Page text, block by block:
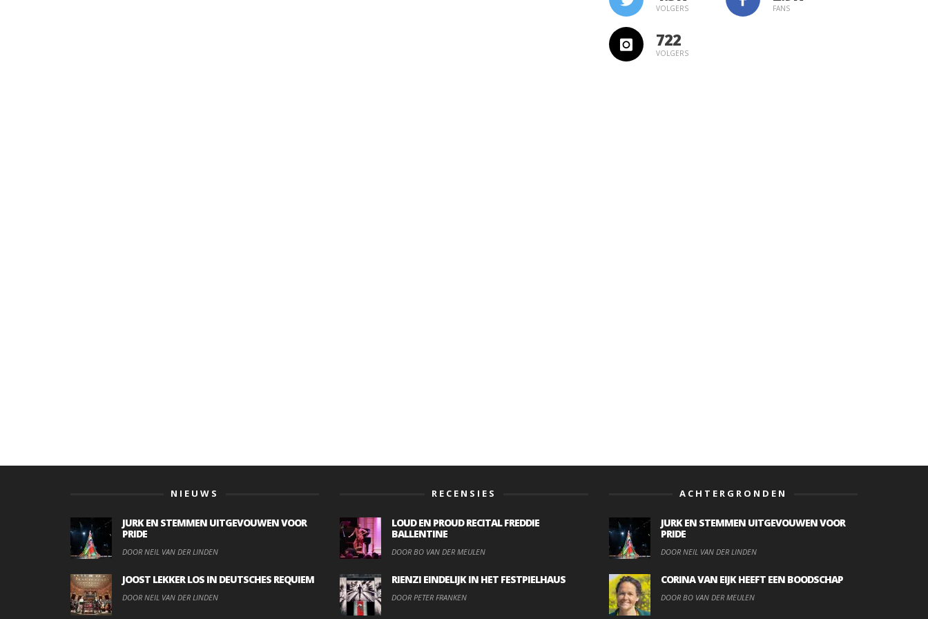
VOLGERS FANS
722
VOLGERS
NIEUWS
JURK EN STEMMEN UITGEVOUWEN VOOR
PRIDE
DOOR NEIL VAN DER LINDEN
JOOST LEKKER LOS IN DEUTSCHES REQUIEM
DOOR NEIL VAN DER LINDEN
RECENSIES
LOUD EN PROUD RECITAL FREDDIE
BALLENTINE
DOOR BO VAN DER MEULEN
RIENZI EINDELIJK IN HET FESTPIELHAUS
DOOR PETER FRANKEN
ACHTERGRONDEN
JURK EN STEMMEN UITGEVOUWEN VOOR
PRIDE
DOOR NEIL VAN DER LINDEN
CORINA VAN EIJK HEEFT EEN BOODSCHAP
DOOR BO VAN DER MEULEN